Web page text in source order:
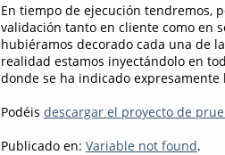
En tiempo de ejecución tendremos,
validación tanto en cliente como en
hubiéramos decorado cada una de
realidad estamos inyectándolo en
donde se ha indicado expresamente
Podéis descargar el proyecto de
Publicado en: Variable not found.